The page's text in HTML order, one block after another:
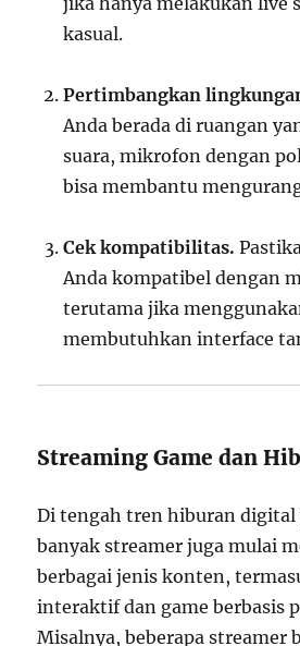
kasual.
Pertimbangkan
Anda berada di ruangan
suara, mikrofon dengan
bisa membantu
Cek kompatibilitas.
Anda kompatibel dengan
terutama jika
membutuhkan interface
Streaming Game dan
Di tengah tren hiburan digital
banyak streamer juga mulai
berbagai jenis konten,
interaktif dan game berbasis
Misalnya, beberapa streamer